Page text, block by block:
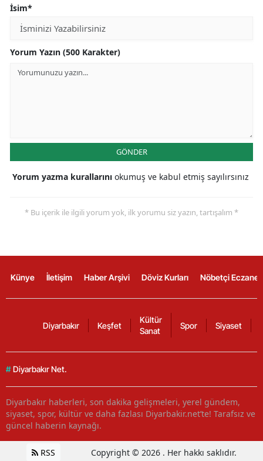
İsim*
Yorum Yazın (500 Karakter)
GÖNDER
Yorum yazma kurallarını okumuş ve kabul etmiş sayılırsınız
* Bu içerik ile ilgili yorum yok, ilk yorumu siz yazın, tartışalım *
Künye İletişim Haber Arşivi Döviz Kurları Nöbetçi
Diyarbakır Keşfet
Kültür
Sanat
Spor Siyaset
# Diyarbakır Net.
Diyarbakır haberleri, son dakika gelişmeleri, yerel gündem,
siyaset, spor, kültür ve daha fazlası Diyarbakir.net’te! Tarafsız ve
güncel haberin kaynağı.
RSS Copyright © 2026 . Her hakkı saklıdır.